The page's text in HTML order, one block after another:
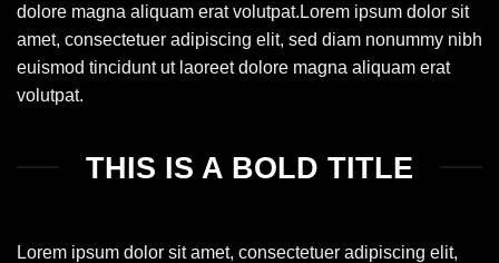
dolore magna aliquam erat volutpat.Lorem ipsum dolor sit
amet, consectetuer adipiscing elit, sed diam nonummy nibh
euismod tincidunt ut laoreet dolore magna aliquam erat
volutpat.
THIS IS A BOLD TITLE
Lorem ipsum dolor sit amet, consectetuer adipiscing elit,